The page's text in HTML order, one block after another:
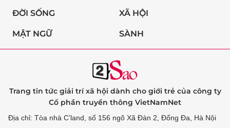
ĐỜI SỐNG XÃ HỘI
MẬT NGỮ SÀNH
Trang tin tức giải trí xã hội dành cho giới trẻ của công ty
Cổ phần truyền thông VietNamNet
Địa chỉ: Tòa nhà C’land, số 156 ngõ Xã Đàn 2, Đống Đa, Hà Nội